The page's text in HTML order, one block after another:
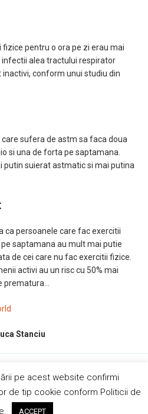
pentru o ora pe zi erau mai
alea tractului respirator
conform unui studiu din
sufera de astm sa faca doua
si una de forta pe saptamana.
putin suierat astmatic si mai putina
ca persoanele care fac exercitii
saptamana au mult mai putie
de cei care nu fac exercitii fizice.
activi au un risc cu 50% mai
prematura…
Stanciu
de84colors
pe acest website confirmi
de tip cookie conform Politicii de
ACCEPT